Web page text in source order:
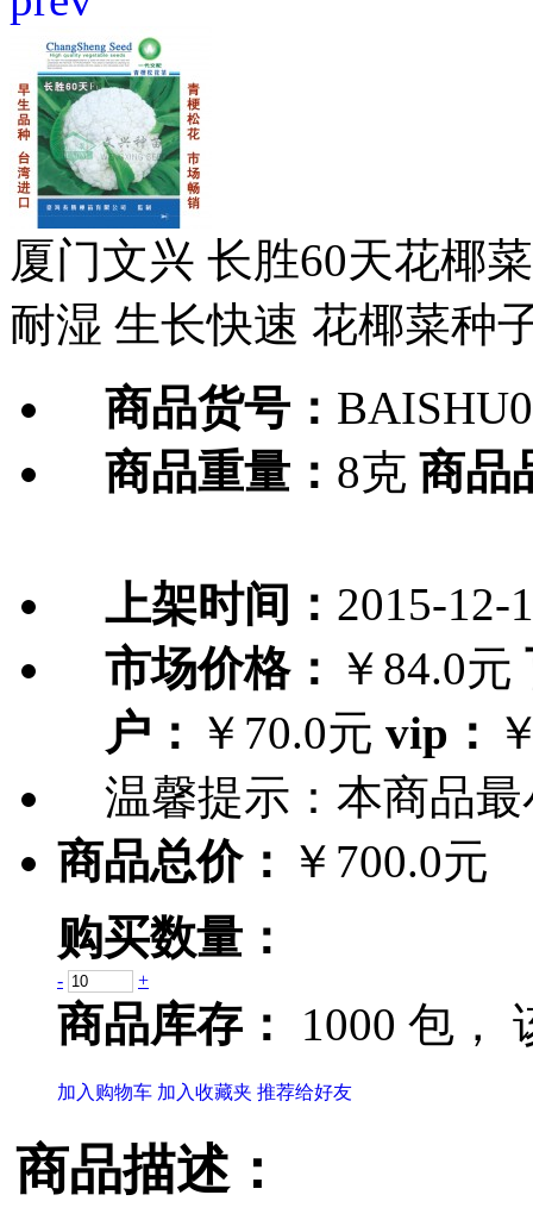
厦门文兴 长胜60天花椰
耐湿 生长快速 花椰菜种
商品货号：
商品重量： 8克 商品
上架时间： 2015-12-
市场价格： ￥84.0元
户： ￥70.0元 vip：
温馨提示： 本商品
商品总价： ￥700.0元
购买数量：
- +
商品库存： 1000 包，
加入购物车 加入收藏夹 推荐给好友
商品描述：